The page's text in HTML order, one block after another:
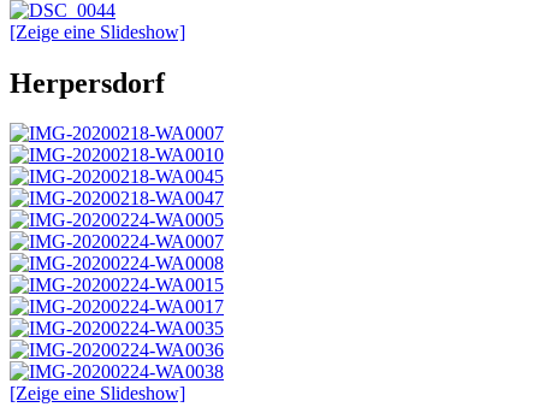
[Zeige eine Slideshow]
Herpersdorf
[Zeige eine Slideshow]